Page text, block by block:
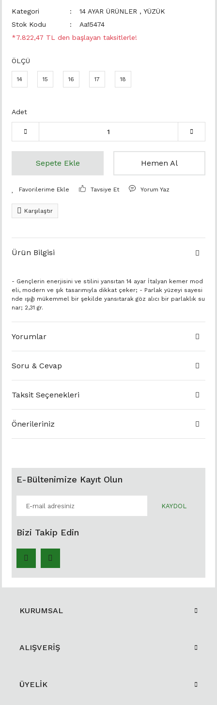
Kategori 14 AYAR ÜRÜNLER , YÜZÜK
Stok Kodu
Aa15474
*7.822,47 TL den başlayan taksitlerle!
ÖLÇÜ
14 15 16 17 18
Adet
Sepete Ekle Hemen Al
Tavsiye Et Yorum Yaz
Karşılaştır
Ürün Bilgisi
- Gençlerin enerjisini ve stilini yansıtan 14 ayar İtalyan kemer mod
eli, modern ve şık tasarımıyla dikkat çeker; - Parlak yüzeyi sayesi
nde ışığı mükemmel bir şekilde yansıtarak göz alıcı bir parlaklık su
nar; 2,31 gr.
Yorumlar
Soru & Cevap
Taksit Seçenekleri
Önerileriniz
E-Bültenimize Kayıt Olun
KAYDOL
Bizi Takip Edin
KURUMSAL
ALIŞVERİŞ
ÜYELİK